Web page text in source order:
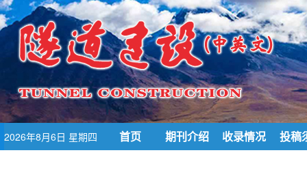
2026年8月6日 星期四 首页 期刊介绍 收录情况 投稿